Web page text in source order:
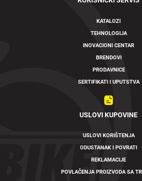
KATALOZI
TEHNOLOGIJA
INOVACIONI CENTAR
BRENDOVI
PRODAVNICE
SERTIFIKATI I UPUTSTVA
USLOVI KUPOVINE
USLOVI KORIŠTENJA
ODUSTANAK I POVRATI
REKLAMACIJE
POVLAČENJA PROIZVODA SA